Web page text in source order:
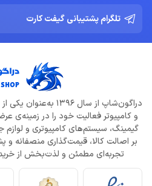
تلگرام پشتیبانی گیفت کارت
دراگون‌شاپ از سال
و کامپیوتر فعالیت خود را در زمینه‌ی
گیمینگ، سیستم‌های کامپیوتری و لوازم
بر اصالت کالا، قیمت‌گذاری منصفانه و
تجربه‌ای مطمئن و لذت‌بخش از خرید